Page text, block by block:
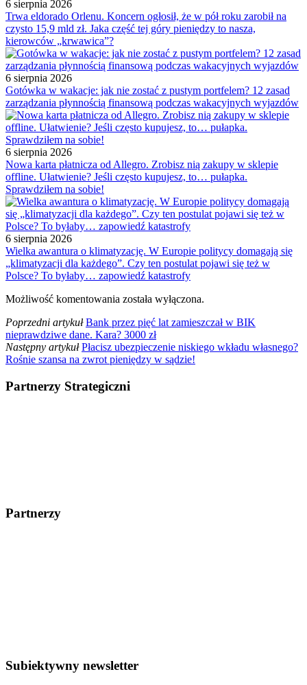
6 sierpnia 2026
Trwa eldorado Orlenu. Koncern ogłosił, że w pół roku zarobił na
czysto 15,9 mld zł. Jaka część tej góry pieniędzy to nasza,
kierowców „krwawica”?
6 sierpnia 2026
Gotówka w wakacje: jak nie zostać z pustym portfelem? 12 zasad
zarządzania płynnością finansową podczas wakacyjnych wyjazdów
6 sierpnia 2026
Nowa karta płatnicza od Allegro. Zrobisz nią zakupy w sklepie
offline. Ułatwienie? Jeśli często kupujesz, to… pułapka.
Sprawdziłem na sobie!
6 sierpnia 2026
Wielka awantura o klimatyzację. W Europie politycy domagają się
„klimatyzacji dla każdego”. Czy ten postulat pojawi się też w
Polsce? To byłaby… zapowiedź katastrofy
Możliwość komentowania została wyłączona.
Poprzedni artykuł Bank przez pięć lat zamieszczał w BIK
nieprawdziwe dane. Kara? 3000 zł
Następny artykuł Płacisz ubezpieczenie niskiego wkładu własnego?
Rośnie szansa na zwrot pieniędzy w sądzie!
Partnerzy Strategiczni
Partnerzy
Subiektywny newsletter